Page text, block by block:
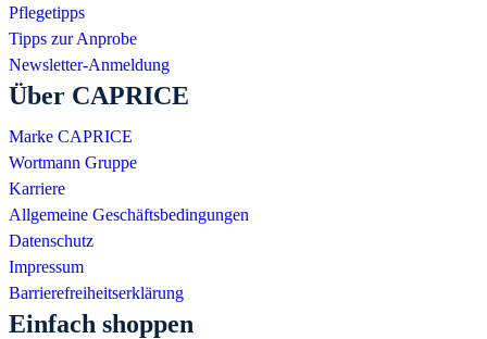
Pflegetipps
Tipps zur Anprobe
Newsletter-Anmeldung
Über CAPRICE
Marke CAPRICE
Wortmann Gruppe
Karriere
Allgemeine Geschäftsbedingungen
Datenschutz
Impressum
Barrierefreiheitserklärung
Einfach shoppen